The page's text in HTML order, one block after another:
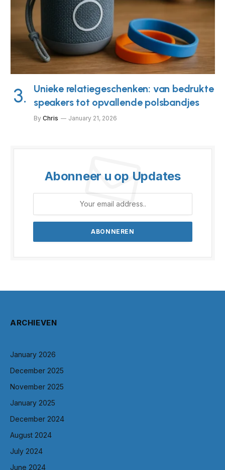
Unieke relatiegeschenken: van bedrukte
speakers tot opvallende polsbandjes
By Chris January 21, 2026
Abonneer u op Updates
ARCHIEVEN
January 2026
December 2025
November 2025
January 2025
December 2024
August 2024
July 2024
June 2024